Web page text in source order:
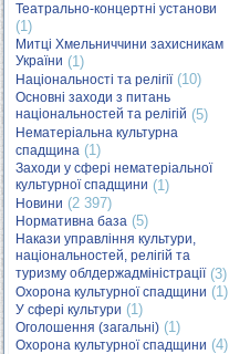
Театрально-концертні установи
(1)
Митці Хмельниччини захисникам
України (1)
Національності та релігії(10)
Основні заходи з питань
національностей та релігій (5)
Нематеріальна культурна
спадщина (1)
Заходи у сфері нематеріальної
культурної спадщини (1)
Новини (2 397)
Нормативна база (5)
Накази управління культури,
національностей, релігій та
туризму облдержадміністрації(3)
Охорона культурної спадщини (1)
У сфері культури (1)
Оголошення (загальні) (1)
Охорона культурної спадщини (4)